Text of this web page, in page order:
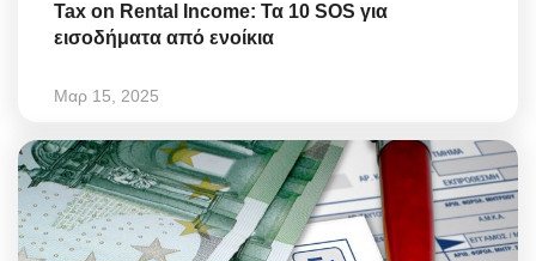
Tax on Rental Income: Τα 10 SOS για
εισοδήματα από ενοίκια
Μαρ 15, 2025